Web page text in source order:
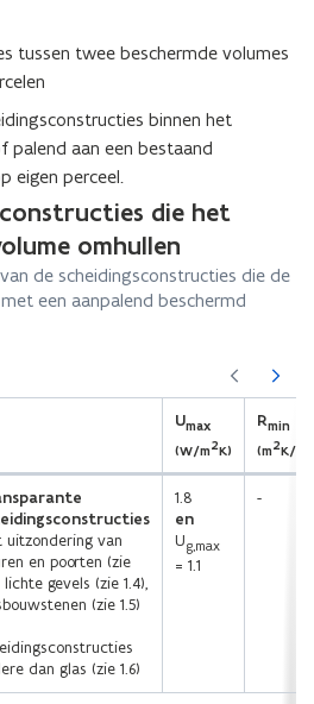
d
f
t
i
e
)
tussen twee beschermde volumes
binnen het
palend aan een bestaand
eigen perceel.
die het
omhullen
de scheidingsconstructies die de
een aanpalend beschermd
Umax
(W/m2K)
Rmin
(m2K/W)
uitzondering van
en poorten (zie
lichte gevels (zie 1.4),
(zie 1.5)
dan glas (zie 1.6)
1.8
en
Ug,max
= 1.1
-